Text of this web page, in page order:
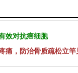
效对抗癌细胞
痛，防治骨质疏松立竿